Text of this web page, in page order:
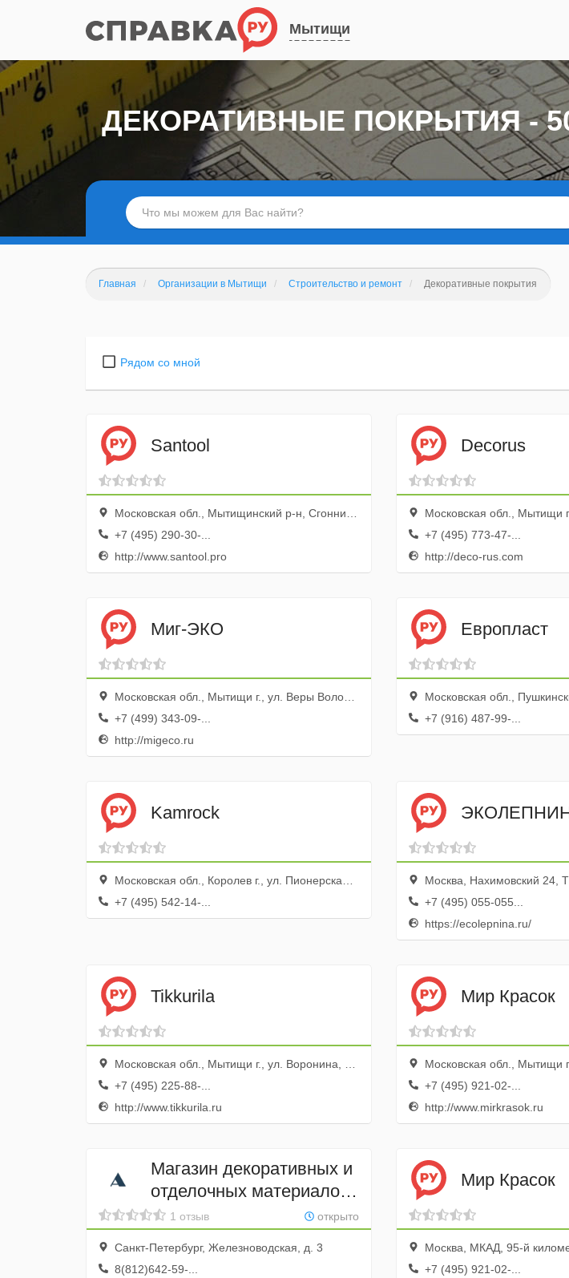
Мытищи
ДЕКОРАТИВНЫЕ ПОКРЫТИЯ -
Главная Организации в Мытищи Строительство и ремонт Декоративные покрытия
Рядом со мной
Santool
Московская обл., Мытищинский р-н, Сгонники дер., ул. Промышленная, вл. 7
+7 (495) 290-30-...
http://www.santool.pro
Decorus
Московская обл., Мытищи г.,
+7 (495) 773-47-...
http://deco-rus.com
Миг-ЭКО
Московская обл., Мытищи г., ул. Веры Волошиной, 14, оф. 220
+7 (499) 343-09-...
http://migeco.ru
Европласт
Московская обл., Пушкинский р-н, Тарасовка с., ул.
+7 (916) 487-99-...
Kamrock
Московская обл., Королев г., ул. Пионерская, 15, стр. 1, ТЦ Сити
+7 (495) 542-14-...
Москва, Нахимовский 24, ТВК Экспострой,
+7 (495) 055-055...
https://ecolepnina.ru/
Tikkurila
Московская обл., Мытищи г., ул. Воронина, стр. 1, вл. 5
+7 (495) 225-88-...
http://www.tikkurila.ru
Мир Красок
Московская обл., Мытищи г.,
+7 (495) 921-02-...
http://www.mirkrasok.ru
Магазин декоративных и
отделочных материалов
ArtDeco
открыто
1 отзыв
Санкт-Петербург, Железноводская, д. 3
8(812)642-59-...
Мир Красок
Москва, МКАД, 95-й километр, внешняя сторона,
+7 (495) 921-02-...